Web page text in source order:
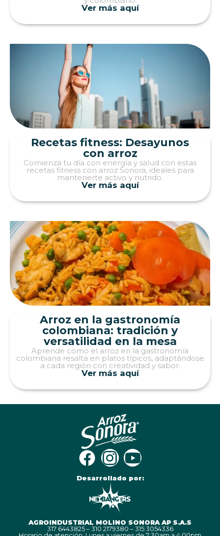
Ver más aquí
Recetas fitness: Desayunos
con arroz
Comienza tu día con energía y salud con estas
recetas fitness con arroz Sonora, ideales para
mantenerte activo y nutrido.
Ver más aquí
Arroz en la gastronomía
colombiana: tradición y
versatilidad en la mesa
Aprende cómo el arroz en la gastronomía
colombiana resalta en platos típicos, adaptándose
a cada región con creatividad y sabor.
Ver más aquí
Desarrollado por:
AGROINDUSTRIAL MOLINO SONORA AP S.A.S
317 6443825 – 310 2179380 – 315 3054336